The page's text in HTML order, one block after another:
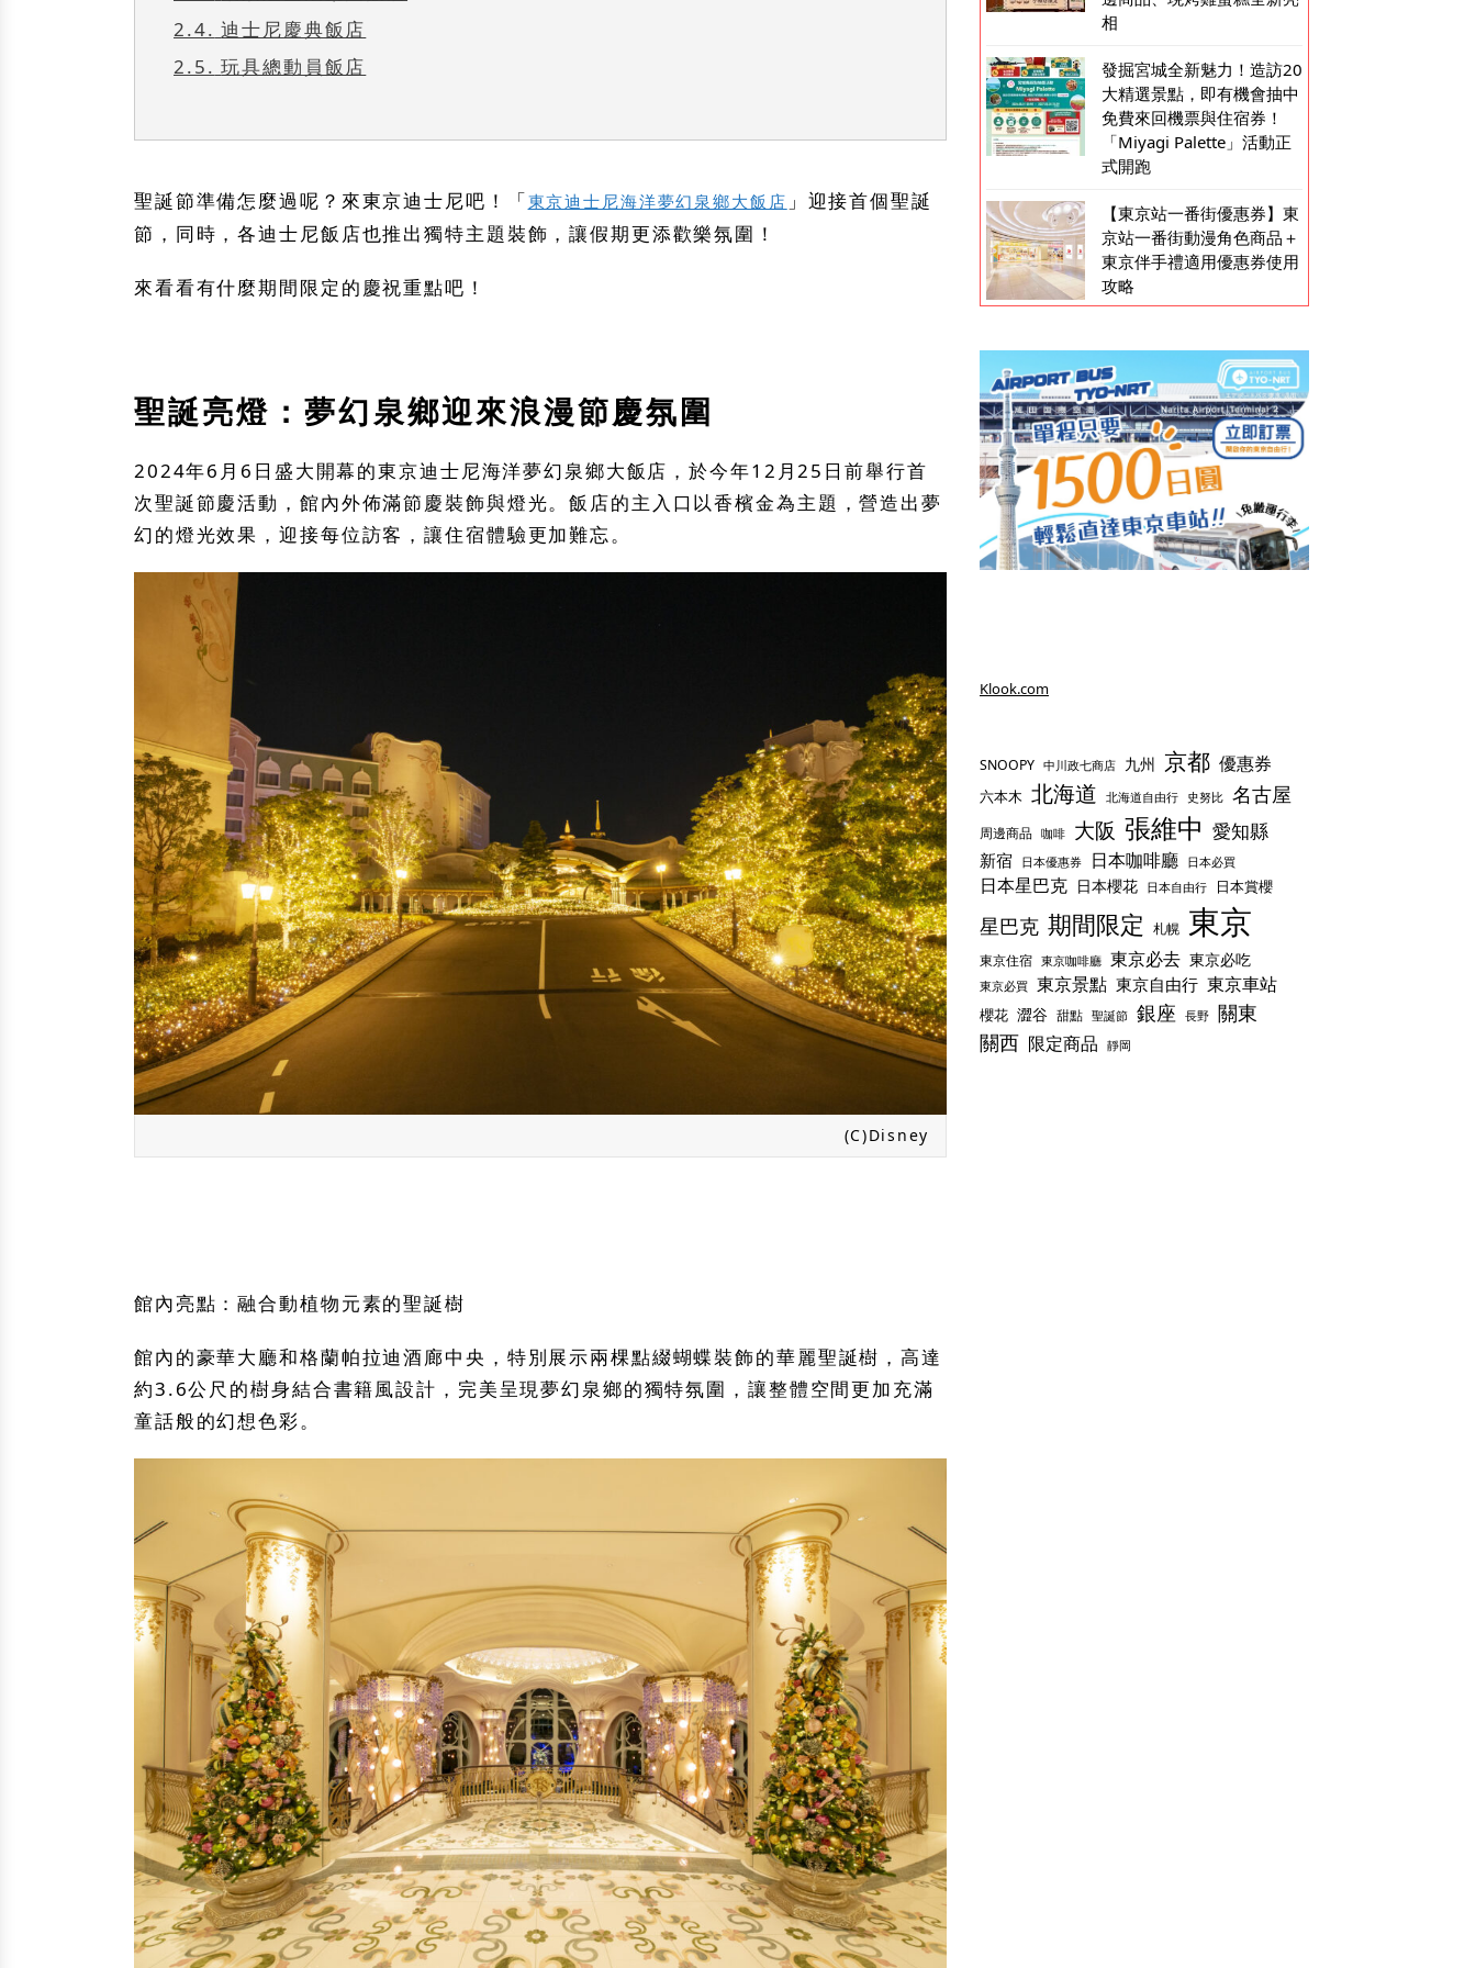
2.4. 迪士尼慶典飯店
2.5. 玩具總動員飯店
聖誕節準備怎麼過呢？來東京迪士尼吧！「東京迪士尼海洋夢幻泉鄉大飯店 」迎接首個聖誕
節，同時，各迪士尼飯店也推出獨特主題裝飾，讓假期更添歡樂氛圍！
來看看有什麼期間限定的慶祝重點吧！
聖誕亮燈：夢幻泉鄉迎來浪漫節慶氛圍
2024年6月6日盛大開幕的東京迪士尼海洋夢幻泉鄉大飯店，於今年12月25日前舉行首
次聖誕節慶活動，館內外佈滿節慶裝飾與燈光。飯店的主入口以香檳金為主題，營造出夢
幻的燈光效果，迎接每位訪客，讓住宿體驗更加難忘。
(C)Disney
館內亮點：融合動植物元素的聖誕樹
館內的豪華大廳和格蘭帕拉迪酒廊中央，特別展示兩棵點綴蝴蝶裝飾的華麗聖誕樹，高達
約3.6公尺的樹身結合書籍風設計，完美呈現夢幻泉鄉的獨特氛圍，讓整體空間更加充滿
童話般的幻想色彩。
相
發掘宮城全新魅力！造訪20
大精選景點，即有機會抽中
免費來回機票與住宿券！
「Miyagi Palette」活動正
式開跑
【東京站一番街優惠券】東
京站一番街動漫角色商品＋
東京伴手禮適用優惠券使用
攻略
Klook.com
SNOOPY 中川政七商店 九州 京都 優惠券
六本木 北海道 北海道自由行 史努比 名古屋
周邊商品 咖啡 大阪 張維中 愛知縣
新宿 日本優惠券 日本咖啡廳 日本必買
日本星巴克 日本櫻花 日本自由行 日本賞櫻
星巴克 期間限定 札幌 東京
東京住宿 東京咖啡廳 東京必去 東京必吃
東京必買 東京景點 東京自由行 東京車站
櫻花 澀谷 甜點 聖誕節 銀座 長野 關東
關西 限定商品 靜岡